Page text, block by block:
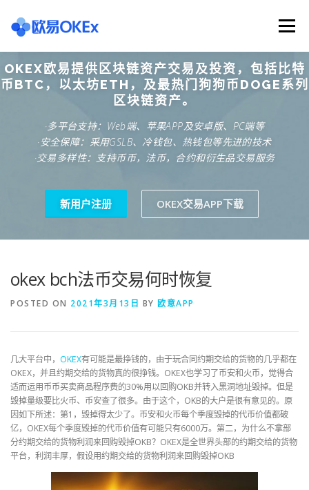
content
Menu
欧意交易所 关于欧意OKX 欧意APP下载
欧意注册网址 欧意交易下载 欧意团队
OKEX欧易提供区块链资产交易及投资，包括比特
币BTC，以太坊ETH，及最热门狗狗币DOGE系列
区块链资产。
·多平台支持：Web端、苹果APP及安卓版、PC端等
·安全保障：采用GSLB、冷钱包、热钱包等先进的技术
·交易多样性：支持币币，法币，合约和衍生品交易服务
新用户注册 OKEX交易APP下载
okex bch法币交易何时恢复
POSTED ON 2021年3月13日 BY 欧意APP
几大平台中， OKEX有可能是最挣钱的，由于玩合同约期交给的货物的几乎都在
OKEX，并且约期交给的货物真的很挣钱。OKEX也学习了币安和火币，觉得合
适而运用币币买卖商品程序费的30%用以回购OKB并转入黑洞地址毁掉。但是
毁掉量级要比火币、币安查了很多。由于这个，OKB的大户是很有意见的。原
因如下所述：第1，毁掉得太少了。币安和火币每个季度毁掉的代币价值都破
亿，OKEX每个季度毁掉的代币价值有可能只有6000万。第二，为什么不拿部
分约期交给的货物利润来回购毁掉OKB？OKEX是全世界头部的约期交给的货物
平台，利润丰厚，假设用约期交给的货物利润来回购毁掉OKB